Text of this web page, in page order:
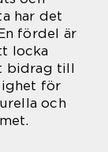
har det
fördel är
locka
bidrag till
för
och